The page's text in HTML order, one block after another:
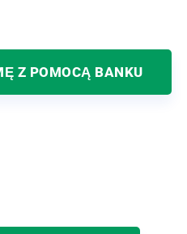
Z POMOCĄ BANKU